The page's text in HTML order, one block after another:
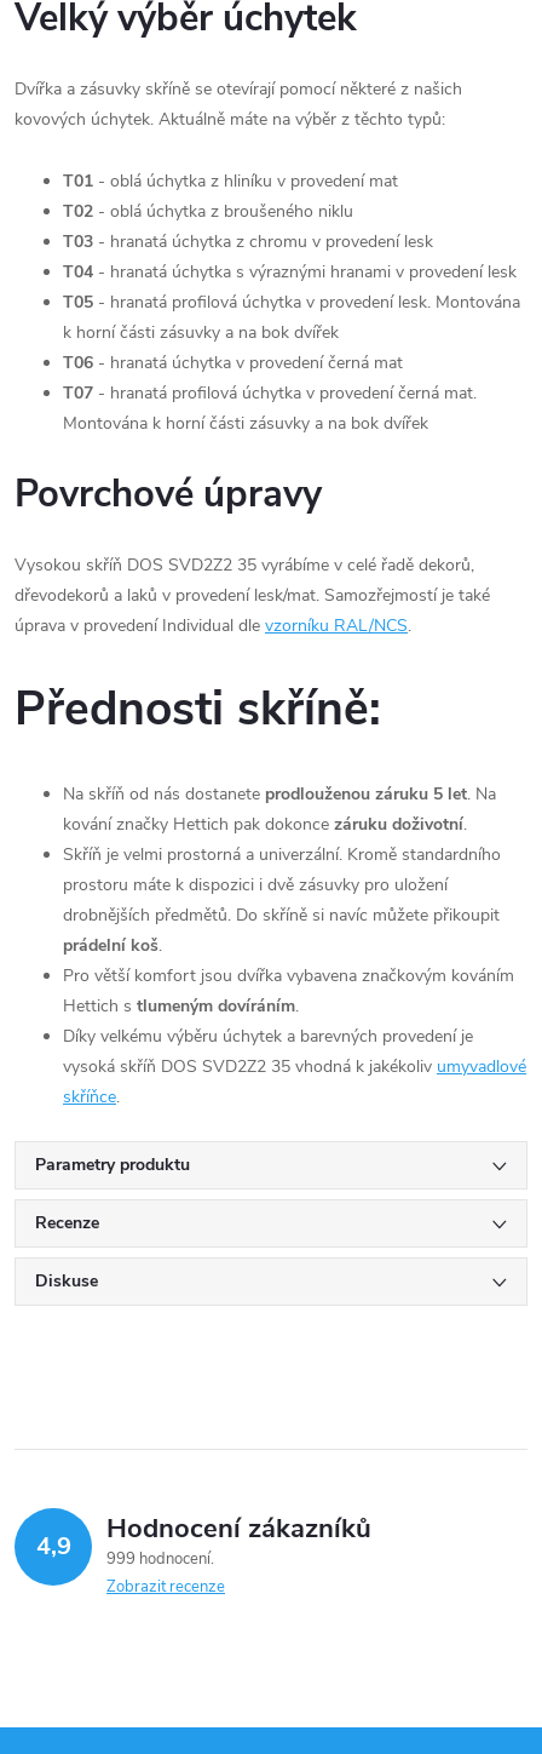
Velký výběr úchytek
Dvířka a zásuvky skříně se otevírají pomocí některé z našich
kovových úchytek. Aktuálně máte na výběr z těchto typů:
T01 - oblá úchytka z hliníku v provedení mat
T02 - oblá úchytka z broušeného niklu
T03 - hranatá úchytka z chromu v provedení lesk
T04 - hranatá úchytka s výraznými hranami v provedení lesk
T05 - hranatá profilová úchytka v provedení lesk. Montována
k horní části zásuvky a na bok dvířek
T06 - hranatá úchytka v provedení černá mat
T07 - hranatá profilová úchytka v provedení černá mat.
Montována k horní části zásuvky a na bok dvířek
Povrchové úpravy
Vysokou skříň DOS SVD2Z2 35 vyrábíme v celé řadě dekorů,
dřevodekorů a laků v provedení lesk/mat. Samozřejmostí je také
úprava v provedení Individual dle vzorníku RAL/NCS.
Přednosti skříně:
Na skříň od nás dostanete prodlouženou záruku 5 let. Na
kování značky Hettich pak dokonce záruku doživotní.
Skříň je velmi prostorná a univerzální. Kromě standardního
prostoru máte k dispozici i dvě zásuvky pro uložení
drobnějších předmětů. Do skříně si navíc můžete přikoupit
prádelní koš.
Pro větší komfort jsou dvířka vybavena značkovým kováním
Hettich s tlumeným dovíráním.
Díky velkému výběru úchytek a barevných provedení je
vysoká skříň DOS SVD2Z2 35 vhodná k jakékoliv umyvadlové
skříňce.
Parametry produktu
Recenze
Diskuse
4,9 Hodnocení zákazníků
999 hodnocení
Zobrazit recenze